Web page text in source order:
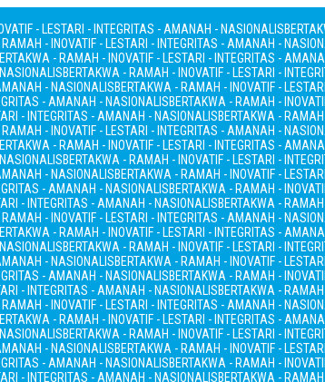
- LESTARI - INTEGRITAS - AMANAH - NASIONALIS
RAMAH - INOVATIF - LESTARI - INTEGRITAS - AMANAH -
- RAMAH - INOVATIF - LESTARI - INTEGRITAS -
BERTAKWA - RAMAH - INOVATIF - LESTARI -
- NASIONALISBERTAKWA - RAMAH - INOVATIF -
- AMANAH - NASIONALISBERTAKWA - RAMAH -
- INTEGRITAS - AMANAH - NASIONALISBERTAKWA -
RAMAH - INOVATIF - LESTARI - INTEGRITAS - AMANAH -
- RAMAH - INOVATIF - LESTARI - INTEGRITAS -
BERTAKWA - RAMAH - INOVATIF - LESTARI -
- NASIONALISBERTAKWA - RAMAH - INOVATIF -
- AMANAH - NASIONALISBERTAKWA - RAMAH -
- INTEGRITAS - AMANAH - NASIONALISBERTAKWA -
RAMAH - INOVATIF - LESTARI - INTEGRITAS - AMANAH -
- RAMAH - INOVATIF - LESTARI - INTEGRITAS -
BERTAKWA - RAMAH - INOVATIF - LESTARI -
- NASIONALISBERTAKWA - RAMAH - INOVATIF -
- AMANAH - NASIONALISBERTAKWA - RAMAH -
- INTEGRITAS - AMANAH - NASIONALISBERTAKWA -
RAMAH - INOVATIF - LESTARI - INTEGRITAS - AMANAH -
- RAMAH - INOVATIF - LESTARI - INTEGRITAS -
BERTAKWA - RAMAH - INOVATIF - LESTARI -
- NASIONALISBERTAKWA - RAMAH - INOVATIF -
- AMANAH - NASIONALISBERTAKWA - RAMAH -
- INTEGRITAS - AMANAH - NASIONALISBERTAKWA -